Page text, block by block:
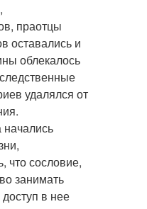
праотцы
оставались и
облекалось
удалялся от
что сословие,
занимать
в нее